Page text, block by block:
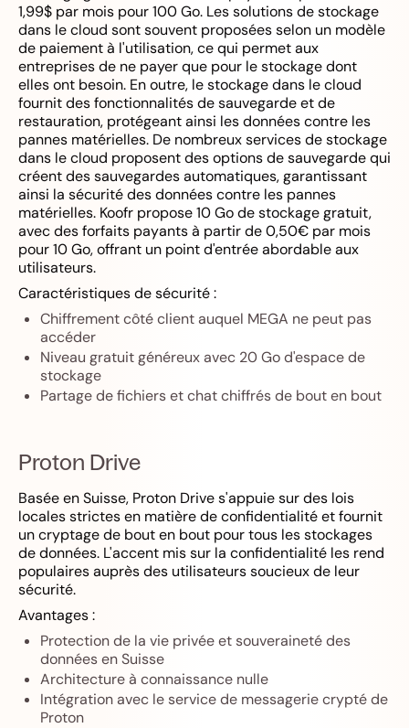
1,99$ par mois pour 100 Go. Les solutions de stockage
dans le cloud sont souvent proposées selon un modèle
de paiement à l'utilisation, ce qui permet aux
entreprises de ne payer que pour le stockage dont
elles ont besoin. En outre, le stockage dans le cloud
fournit des fonctionnalités de sauvegarde et de
restauration, protégeant ainsi les données contre les
pannes matérielles. De nombreux services de stockage
dans le cloud proposent des options de sauvegarde qui
créent des sauvegardes automatiques, garantissant
ainsi la sécurité des données contre les pannes
matérielles. Koofr propose 10 Go de stockage gratuit,
avec des forfaits payants à partir de 0,50€ par mois
pour 10 Go, offrant un point d'entrée abordable aux
utilisateurs.
Caractéristiques de sécurité :
Chiffrement côté client auquel MEGA ne peut pas
accéder
Niveau gratuit généreux avec 20 Go d'espace de
stockage
Partage de fichiers et chat chiffrés de bout en bout
Proton Drive
Basée en Suisse, Proton Drive s'appuie sur des lois
locales strictes en matière de confidentialité et fournit
un cryptage de bout en bout pour tous les stockages
de données. L'accent mis sur la confidentialité les rend
populaires auprès des utilisateurs soucieux de leur
sécurité.
Avantages :
Protection de la vie privée et souveraineté des
données en Suisse
Architecture à connaissance nulle
Intégration avec le service de messagerie crypté de
Proton